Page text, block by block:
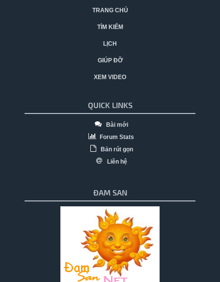
TRANG CHỦ
TÌM KIẾM
LỊCH
GIÚP ĐỠ
XEM VIDEO
QUICK LINKS
Bài mới
Forum Stats
Bản rút gọn
Liên hệ
ĐAM SAN